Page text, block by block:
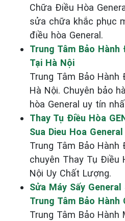
Chữa Điều Hòa
sửa chữa khắc phục
điều hòa General.
Trung Tâm Bảo Hành
Tại Hà Nội
Trung Tâm Bảo Hành
Hà Nội. Chuyên bảo
hòa General uy tín
Thay Tụ Điều Hòa
Sua Dieu Hoa General
Trung Tâm Bảo Hành
chuyên Thay Tụ Điều
Nội Uy Chất Lượng.
Sửa Máy Sấy
Trung Tâm Bảo Hành
Trung Tâm Bảo Hành